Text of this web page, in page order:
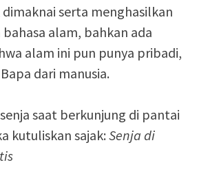
serta menghasilkan
alam, bahkan ada
alam ini pun punya pribadi,
dari manusia.
saat berkunjung di pantai
kutuliskan sajak: Senja di